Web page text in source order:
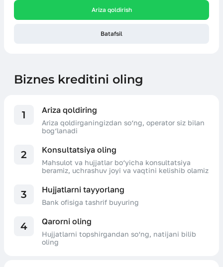
Ariza qoldirish
Batafsil
Biznes kreditini oling
1 Ariza qoldiring
Ariza qoldirganingizdan so‘ng, operator siz bilan
bog‘lanadi
2 Konsultatsiya oling
Mahsulot va hujjatlar bo‘yicha konsultatsiya
beramiz, uchrashuv joyi va vaqtini kelishib olamiz
3 Hujjatlarni tayyorlang
Bank ofisiga tashrif buyuring
4 Qarorni oling
Hujjatlarni topshirgandan so‘ng, natijani bilib
oling